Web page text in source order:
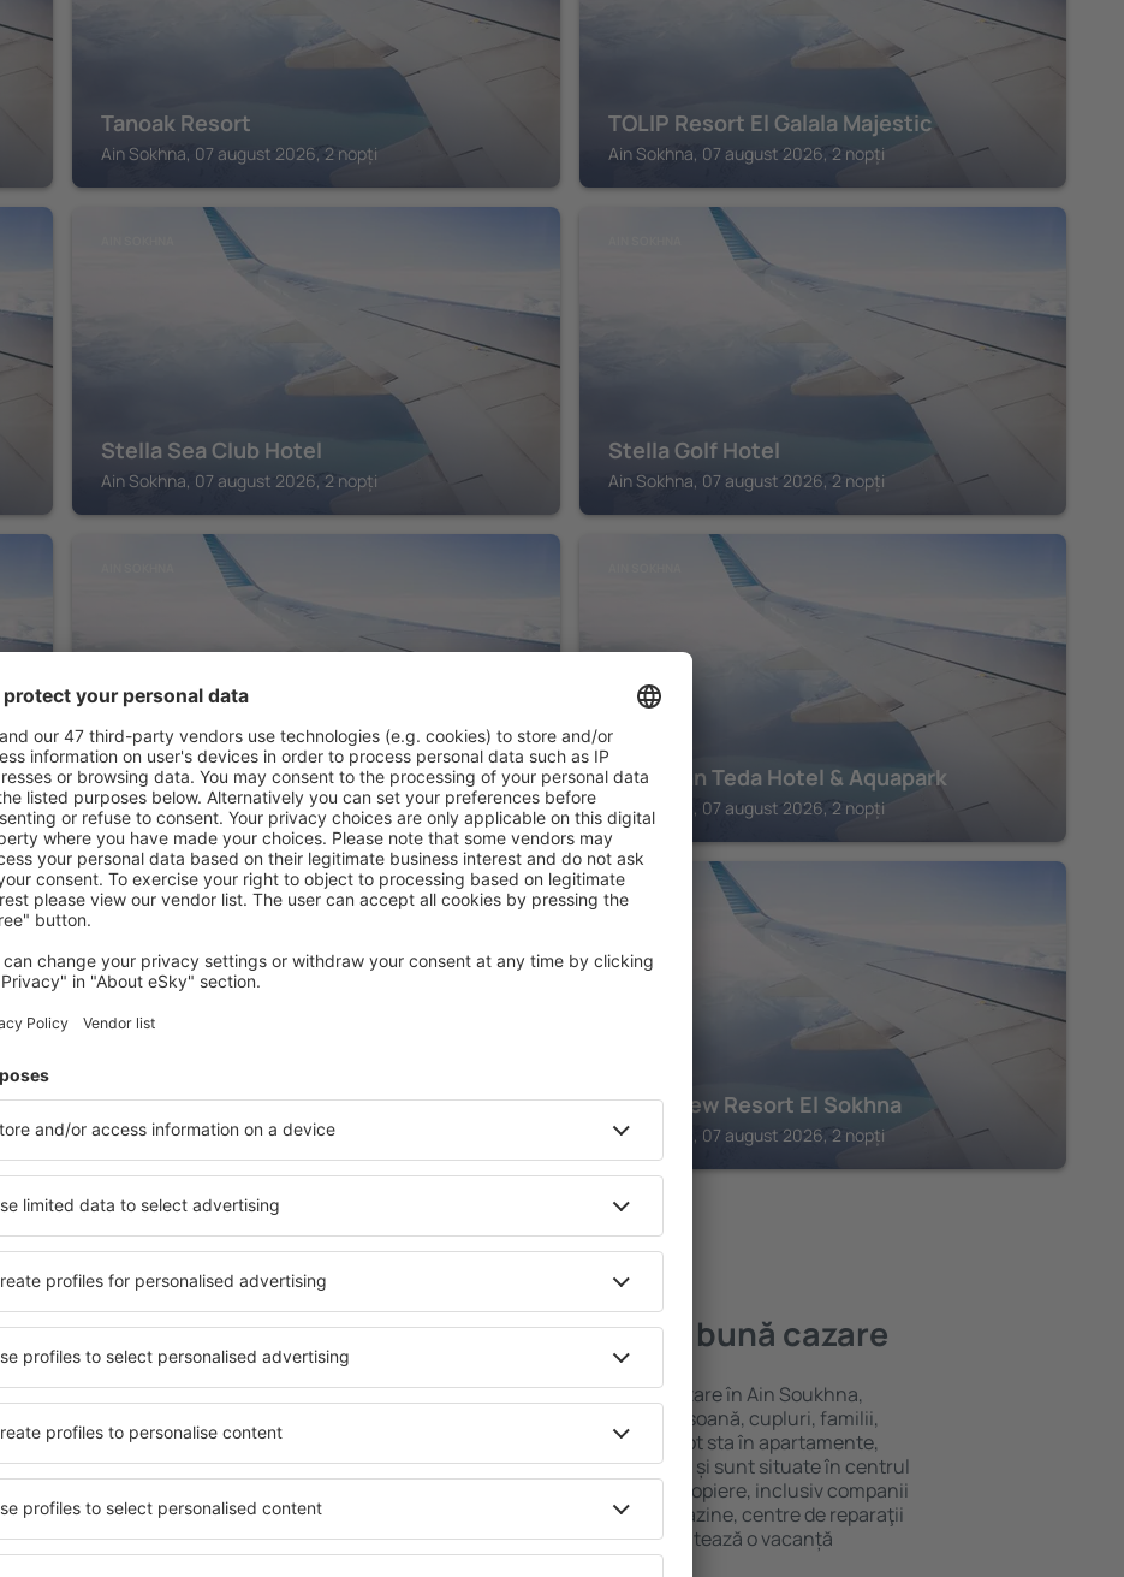
Tanoak Resort
Ain Sokhna, 07 august 2026, 2 nopți
TOLIP Resort El Galala Majestic
Ain Sokhna, 07 august 2026, 2 nopți
Stella Sea Club Hotel
Ain Sokhna, 07 august 2026, 2 nopți
Stella Golf Hotel
Ain Sokhna, 07 august 2026, 2 nopți
Mövenpick Resort El Sokhna
Ain Sokhna, 07 august 2026, 2 nopți
Swiss Inn Teda Hotel & Aquapark
Ain Sokhna, 07 august 2026, 2 nopți
AIN SOKHNA
Resorts
Ain Sokhna, 07 august 2026, 2 nopți
AIN SOKHNA
Retal View Resort El Sokhna
Ain Sokhna, 07 august 2026, 2 nopți
Vedeţi mai multe oferte în Ain Soukhna
cazare pentru fiecare
beneficia de proprietăți
cu numeroase facilități,
a sta câteva zile în timpul
este disponibilă în
în cartiere sau regiuni mai
ajuta să găsiţi unităţi de cazare
ulterioare.
Ain Soukhna – cea mai bună cazare
Puteți alege dintr-o ofertă variată de cazare în Ain Soukhna,
inclusiv proprietăți pentru o singură persoană, cupluri, familii,
persoane ȋn vârstă și grupuri. Oaspeţii pot sta în apartamente,
hoteluri și pensiuni care oferă intimitate și sunt situate în centrul
orașului Ain Soukhna. Facilitățile din apropiere, inclusiv companii
de închirieri auto, transport public, magazine, centre de reparaţii
și locuri de relaxare sau distracţie, garantează o vacanță
extraordinară.